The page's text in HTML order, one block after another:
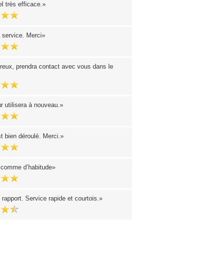
très efficace.
service. Merci
prendra contact avec vous dans le
utilisera à nouveau.
bien déroulé. Merci.
d’habitude
rapport. Service rapide et courtois.